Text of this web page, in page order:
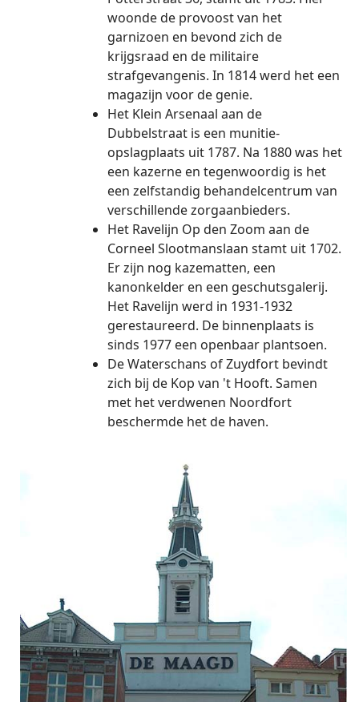
woonde de provoost van het
garnizoen en bevond zich de
krijgsraad en de militaire
strafgevangenis. In 1814 werd het een
magazijn voor de genie.
Het Klein Arsenaal aan de
Dubbelstraat is een munitie-
opslagplaats uit 1787. Na 1880 was het
een kazerne en tegenwoordig is het
een zelfstandig behandelcentrum van
verschillende zorgaanbieders.
Het Ravelijn Op den Zoom aan de
Corneel Slootmanslaan stamt uit 1702.
Er zijn nog kazematten, een
kanonkelder en een geschutsgalerij.
Het Ravelijn werd in 1931-1932
gerestaureerd. De binnenplaats is
sinds 1977 een openbaar plantsoen.
De Waterschans of Zuydfort bevindt
zich bij de Kop van 't Hooft. Samen
met het verdwenen Noordfort
beschermde het de haven.